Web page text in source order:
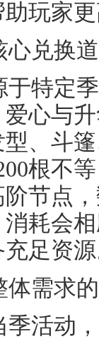
玩家
心兑换
特定
心与
、斗
根不
节点
耗会
足资
体需求
活动